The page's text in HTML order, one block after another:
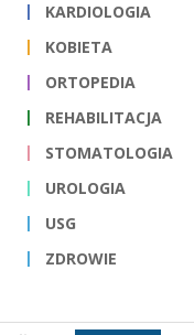
KARDIOLOGIA
KOBIETA
ORTOPEDIA
REHABILITACJA
STOMATOLOGIA
UROLOGIA
USG
ZDROWIE